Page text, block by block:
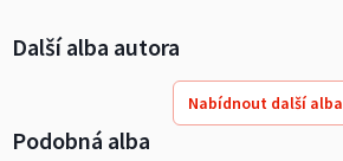
Další alba autora
Nabídnout další alba
Podobná alba